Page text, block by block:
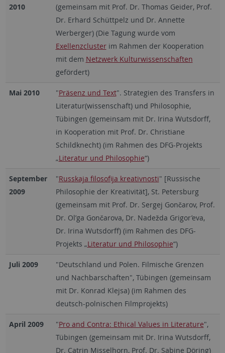
2010
(gemeinsam mit Prof. Dr. Thomas Geider, Prof.
Dr. Erhard Schüttpelz und Dr. Annette
Werberger) (Die Tagung wurde vom
Exellenzclusterim Rahmen der Kooperation
mit dem Netzwerk Kulturwissenschaften
gefördert)
Mai 2010 "Präsenz und Text". Strategien des Transfers in
Literatur(wissenschaft) und Philosophie,
Tübingen (gemeinsam mit Dr. Irina Wutsdorff,
in Kooperation mit Prof. Dr. Christiane
Schildknecht) (im Rahmen des DFG-Projekts
„Literatur und Philosophie“)
September
2009
"Russkaja filosofija kreativnosti" [Russische
Philosophie der Kreativität], St. Petersburg
(gemeinsam mit Prof. Dr. Sergej Gončarov, Prof.
Dr. Ol’ga Gončarova, Dr. Nadežda Grigor’eva,
Dr. Irina Wutsdorff) (im Rahmen des DFG-
Projekts „Literatur und Philosophie“)
Juli 2009
"Deutschland und Polen. Filmische Grenzen
und Nachbarschaften", Tübingen (gemeinsam
mit Dr. Konrad Klejsa) (im Rahmen des
deutsch-polnischen Filmprojekts)
April 2009 "Pro and Contra: Ethical Values in Literature",
Tübingen (gemeinsam mit Dr. Irina Wutsdorff,
Dr. Catrin Misselhorn, Prof. Dr. Sabine Döring)